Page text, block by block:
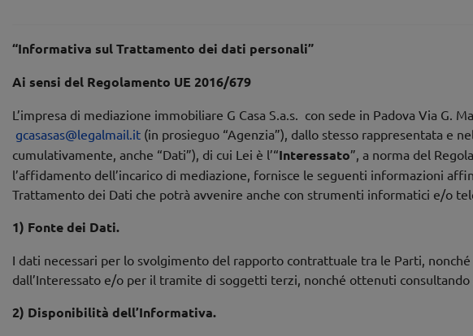
“Informativa sul Trattamento dei dati personali”
Ai sensi del Regolamento UE 2016/679
L’impresa di mediazione immobiliare G Casa S.a.s. con sede in Padova Via
gcasasas@legalmail.it (in prosieguo “Agenzia”), dallo stesso rappresentata e
cumulativamente, anche “Dati”), di cui Lei è l’“Interessato”, a norma del
l’affidamento dell’incarico di mediazione, fornisce le seguenti informazioni
Trattamento dei Dati che potrà avvenire anche con strumenti informatici e/o
1) Fonte dei Dati.
I dati necessari per lo svolgimento del rapporto contrattuale tra le Parti,
dall’Interessato e/o per il tramite di soggetti terzi, nonché ottenuti
2) Disponibilità dell’Informativa.